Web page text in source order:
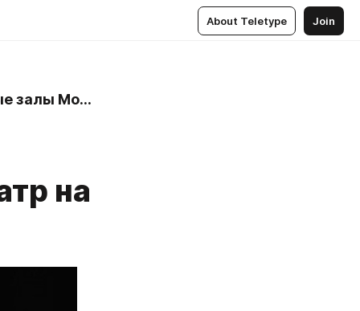
About Teletype Join
Mosbilet.ru - билеты в театры, цирк, музеи и концертные залы Москвы
на